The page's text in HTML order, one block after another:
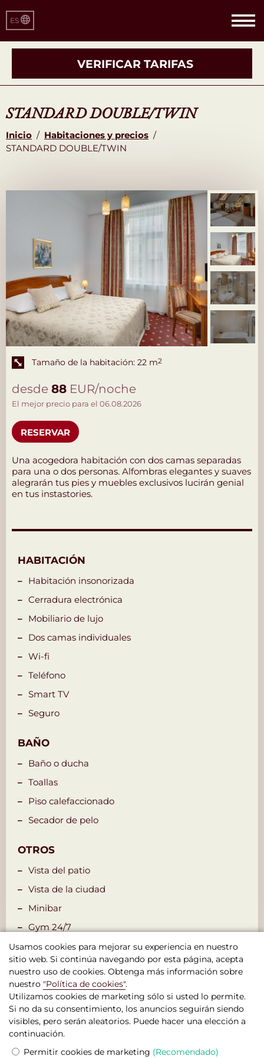
VERIFICAR TARIFAS
ES
STANDARD DOUBLE/TWIN
Inicio / Habitaciones y precios /
STANDARD DOUBLE/TWIN
Una acogedora habitación con dos camas separadas
para una o dos personas. Alfombras elegantes y suaves
alegrarán tus pies y muebles exclusivos lucirán genial
en tus instastories.
Tamaño de la habitación: 22 m2
desde 88 EUR/noche
El mejor precio para el 06.08.2026
RESERVAR
HABITACIÓN
Habitación insonorizada
Cerradura electrónica
Mobiliario de lujo
Dos camas individuales
Wi-fi
Teléfono
Smart TV
Seguro
BAÑO
Baño o ducha
Toallas
Piso calefaccionado
Secador de pelo
OTROS
Vista del patio
Vista de la ciudad
Minibar
Gym 24/7
Menú de almohada
© 2026 Sitio web oficial
Usamos cookies para mejorar su experiencia en nuestro
sitio web. Si continúa navegando por esta página, acepta
nuestro uso de cookies. Obtenga más información sobre
nuestro "Política de cookies".
Utilizamos cookies de marketing sólo si usted lo permite.
Si no da su consentimiento, los anuncios seguirán siendo
visibles, pero serán aleatorios. Puede hacer una elección a
continuación.
Permitir cookies de marketing (Recomendado)